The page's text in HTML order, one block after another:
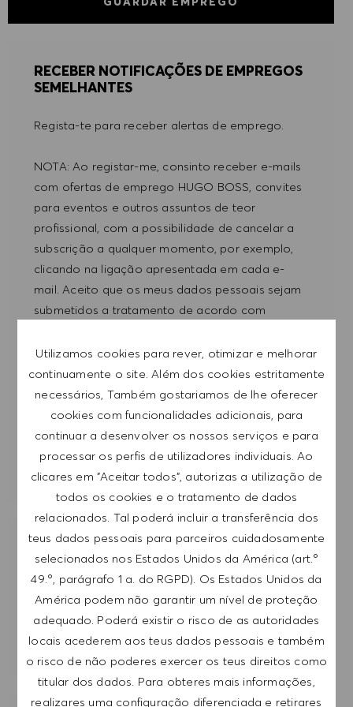
Utilizamos cookies para rever, otimizar e melhorar
continuamente o site. Além dos cookies estritamente
necessários, Também gostariamos de lhe oferecer
cookies com funcionalidades adicionais, para
continuar a desenvolver os nossos serviços e para
processar os perfis de utilizadores individuais. Ao
clicares em "Aceitar todos", autorizas a utilização de
todos os cookies e o tratamento de dados
relacionados. Tal poderá incluir a transferência dos
teus dados pessoais para parceiros cuidadosamente
selecionados nos Estados Unidos da América (art.º
49.º, parágrafo 1 a. do RGPD). Os Estados Unidos da
América podem não garantir um nível de proteção
adequado. Poderá existir o risco de as autoridades
locais acederem aos teus dados pessoais e também
o risco de não poderes exercer os teus direitos como
titular dos dados. Para obteres mais informações,
realizares uma configuração diferenciada e retirares
RECEBER NOTIFICAÇÕES DE EMPREGOS
SEMELHANTES
Regista-te para receber alertas de emprego.
NOTA: Ao registar-me, consinto receber e-mails
com ofertas de emprego HUGO BOSS, convites
para eventos e outros assuntos de teor
profissional, com a possibilidade de cancelar a
subscrição a qualquer momento, por exemplo,
clicando na ligação apresentada em cada e-
mail. Aceito que os meus dados pessoais sejam
submetidos a tratamento de acordo com
Introduzir endereço de e-mail (obrigatório)
GERIR ALERTAS
RECEBE RECOMENDAÇÕES DE EMPREGO
PERSONALIZADAS COM BASE NOS TEUS
INTERESSES.
COMEÇAR